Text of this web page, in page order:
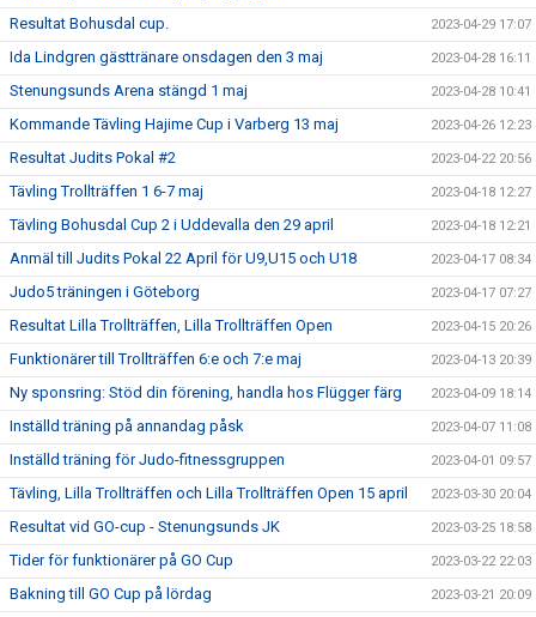
Resultat Bohusdal cup. 2023-04-29 17:07
Ida Lindgren gästtränare onsdagen den 3 maj 2023-04-28 16:11
Stenungsunds Arena stängd 1 maj 2023-04-28 10:41
Kommande Tävling Hajime Cup i Varberg 13 maj 2023-04-26 12:23
Resultat Judits Pokal #2 2023-04-22 20:56
Tävling Trollträffen 1 6-7 maj 2023-04-18 12:27
Tävling Bohusdal Cup 2 i Uddevalla den 29 april 2023-04-18 12:21
Anmäl till Judits Pokal 22 April för U9,U15 och U18 2023-04-17 08:34
Judo5 träningen i Göteborg 2023-04-17 07:27
Resultat Lilla Trollträffen, Lilla Trollträffen Open 2023-04-15 20:26
Funktionärer till Trollträffen 6:e och 7:e maj 2023-04-13 20:39
Ny sponsring: Stöd din förening, handla hos Flügger färg 2023-04-09 18:14
Inställd träning på annandag påsk 2023-04-07 11:08
Inställd träning för Judo-fitnessgruppen 2023-04-01 09:57
Tävling, Lilla Trollträffen och Lilla Trollträffen Open 15 april 2023-03-30 20:04
Resultat vid GO-cup - Stenungsunds JK 2023-03-25 18:58
Tider för funktionärer på GO Cup 2023-03-22 22:03
Bakning till GO Cup på lördag 2023-03-21 20:09